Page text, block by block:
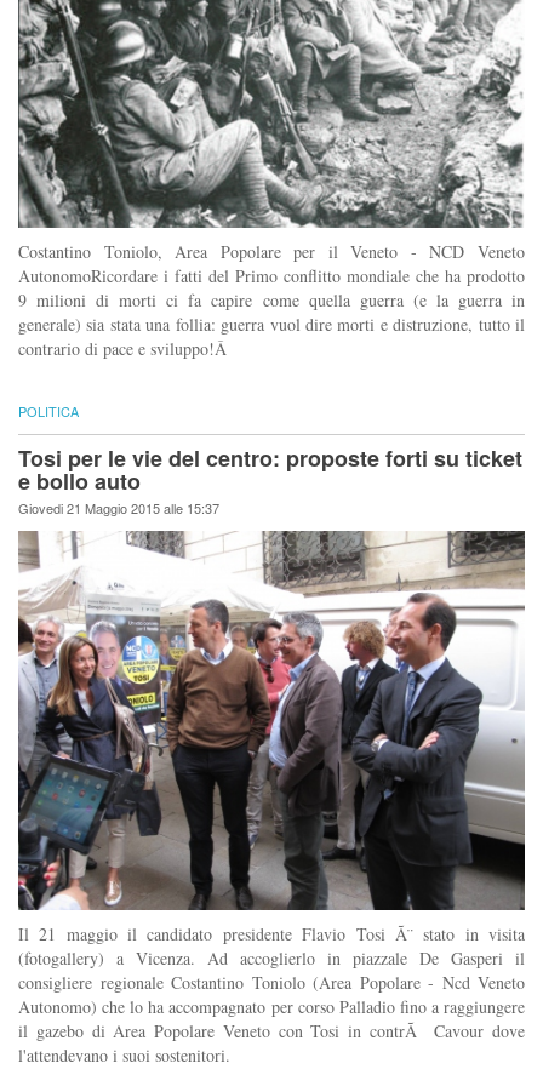
Costantino Toniolo, Area Popolare per il Veneto - NCD Veneto
AutonomoRicordare i fatti del Primo conflitto mondiale che ha prodotto
9 milioni di morti ci fa capire come quella guerra (e la guerra in
generale) sia stata una follia: guerra vuol dire morti e distruzione, tutto il
contrario di pace e sviluppo!Â
POLITICA
Tosi per le vie del centro: proposte forti su ticket
e bollo auto
Giovedi 21 Maggio 2015 alle 15:37
Il 21 maggio il candidato presidente Flavio Tosi Ã¨ stato in visita
(fotogallery) a Vicenza. Ad accoglierlo in piazzale De Gasperi il
consigliere regionale Costantino Toniolo (Area Popolare - Ncd Veneto
Autonomo) che lo ha accompagnato per corso Palladio fino a raggiungere
il gazebo di Area Popolare Veneto con Tosi in contrÃ Cavour dove
l'attendevano i suoi sostenitori.